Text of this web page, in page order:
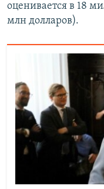
оценивается в 18
млн долларов).